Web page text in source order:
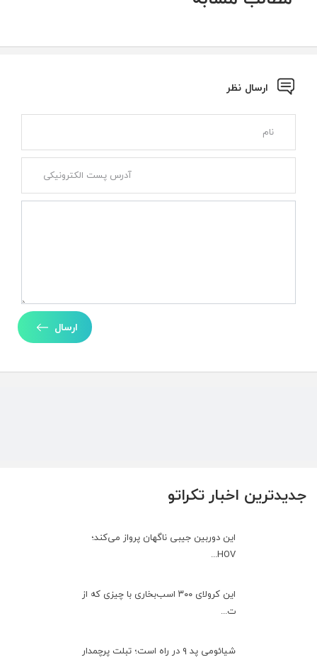
جدیدترین اخبار تکراتو
این دوربین جیبی ناگهان پرواز می‌کند؛
HOV...
این کرولای ۳۰۰ اسب‌بخاری با چیزی که از
ت...
شیائومی پد ۹ در راه است؛ تبلت پرچمدار
ارسال نظر
ارسال